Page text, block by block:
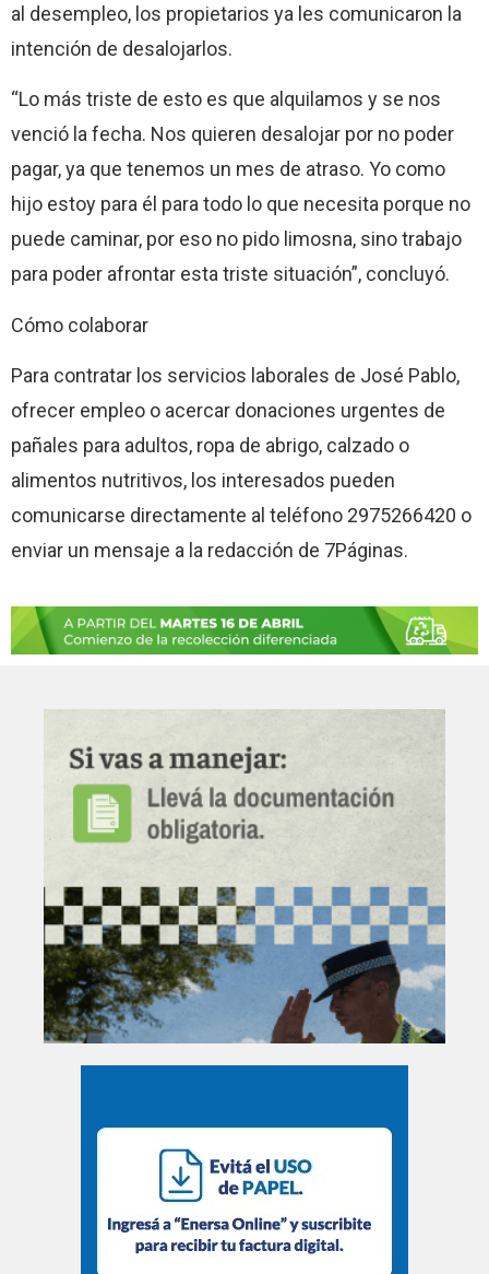
al desempleo, los propietarios ya les comunicaron la
intención de desalojarlos.
“Lo más triste de esto es que alquilamos y se nos
venció la fecha. Nos quieren desalojar por no poder
pagar, ya que tenemos un mes de atraso. Yo como
hijo estoy para él para todo lo que necesita porque no
puede caminar, por eso no pido limosna, sino trabajo
para poder afrontar esta triste situación”, concluyó.
Cómo colaborar
Para contratar los servicios laborales de José Pablo,
ofrecer empleo o acercar donaciones urgentes de
pañales para adultos, ropa de abrigo, calzado o
alimentos nutritivos, los interesados pueden
comunicarse directamente al teléfono 2975266420 o
enviar un mensaje a la redacción de 7Páginas.